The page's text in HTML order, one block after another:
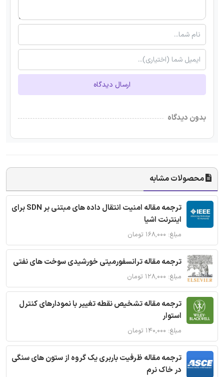
ارسال دیدگاه
بدون دیدگاه
محصولات مشابه
ترجمه مقاله امنیت انتقال داده های مبتنی بر SDN برای
اینترنت اشیا
مبلغ: ۱۶۸,۰۰۰ تومان
ترجمه مقاله ترانسفورمیتی خورشیدی سوخت های نفتی
مبلغ: ۱۲۸,۰۰۰ تومان
ترجمه مقاله تشخیص نقطه تغییر با نمودارهای کنترل
استوار
مبلغ: ۱۴۰,۰۰۰ تومان
ترجمه مقاله ظرفیت باربری یک گروه از ستون های سنگی
در خاک نرم